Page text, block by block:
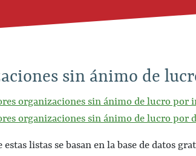
sin ánimo de
organizaciones sin ánimo de lucro por
organizaciones sin ánimo de lucro por
estas listas se basan en la base de datos